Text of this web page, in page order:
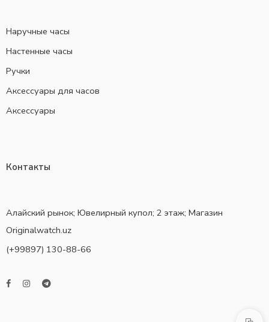
Наручные часы
Настенные часы
Ручки
Аксессуары для часов
Аксессуары
Контакты
Алайский рынок; Ювелирный купол; 2 этаж; Магазин
Originalwatch.uz
(+99897) 130-88-66